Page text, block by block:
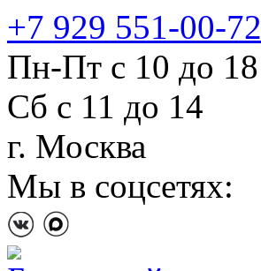
+7 929 551-00-72
Пн-Пт с 10 до 18
Сб с 11 до 14
г. Москва
Мы в соцсетях: